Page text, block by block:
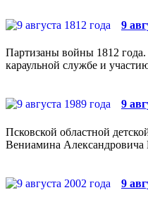
9
Партизаны войны 1812
караульной службе и
9
Псковской областной
Вениамина Александровича
9